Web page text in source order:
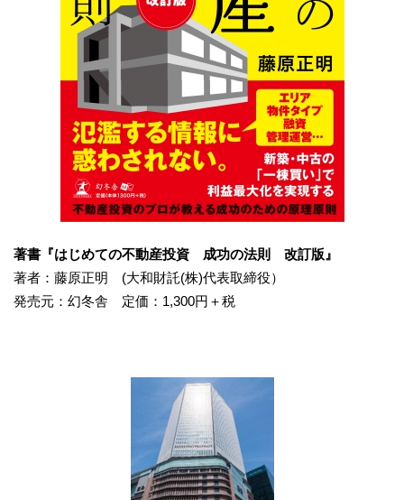
著書『はじめての不動産投資 成功の法則 改訂版』
著者：藤原正明 (大和財託(株)代表取締役）
発売元：幻冬舎 定価：1,300円＋税